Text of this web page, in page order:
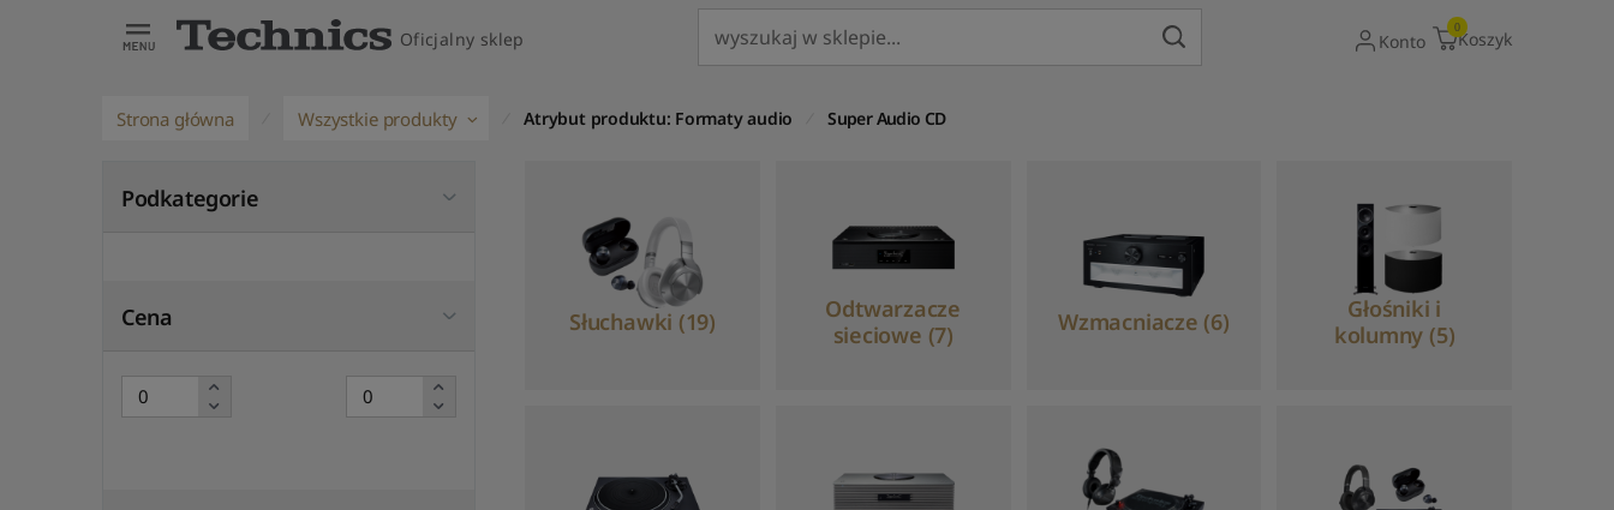
Oficjalny sklep
Gdy dostępne są wyniki autouzupełniania,
Konto
0
Koszyk
Strona główna Wszystkie produkty Atrybut produktu: Formaty audio Super Audio CD
Podkategorie
Cena Słuchawki (19)
Odtwarzacze
sieciowe (7)
Wzmacniacze (6)
Głośniki i
kolumny (5)